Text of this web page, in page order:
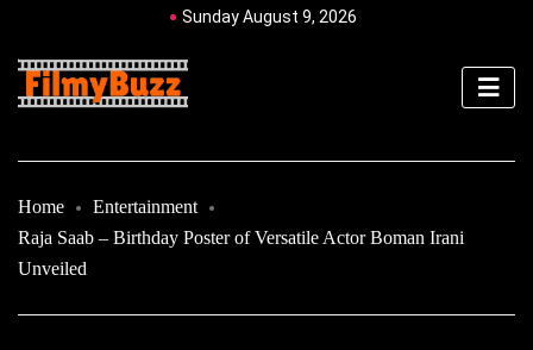
Sunday August 9, 2026
Home
Entertainment
Raja Saab – Birthday Poster of Versatile Actor Boman Irani
Unveiled